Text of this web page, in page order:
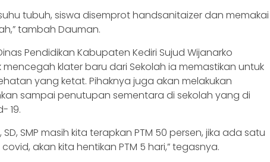
tubuh, siswa disemprot handsanitaizer dan memakai
tambah Dauman.
Pendidikan Kabupaten Kediri Sujud Wijanarko
klater baru dari Sekolah ia memastikan untuk
yang ketat. Pihaknya juga akan melakukan
sampai penutupan sementara di sekolah yang di
19.
SD, SMP masih kita terapkan PTM 50 persen, jika ada satu
akan kita hentikan PTM 5 hari,” tegasnya.